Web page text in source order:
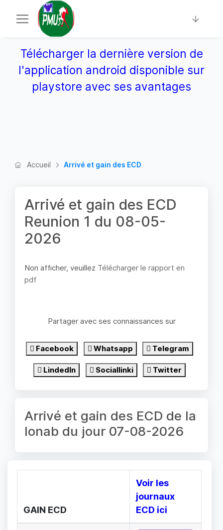
Télécharger la dernière version de
l'application android disponible sur
playstore avec ses avantages
Accueil Arrivé et gain des ECD
Arrivé et gain des ECD
Reunion 1 du 08-05-
2026
Non afficher, veuillez Télécharger le rapport en
pdf
Partager avec ses connaissances sur
Facebook Whatsapp Telegram
LindedIn Sociallinki Twitter
Arrivé et gain des ECD de la
lonab du jour 07-08-2026
GAIN ECD
Voir les
journaux
ECD ici